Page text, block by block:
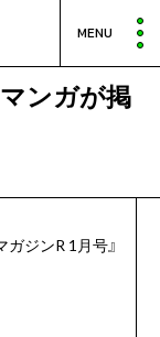
MENU
ンガが掲
ジンR 1月号』